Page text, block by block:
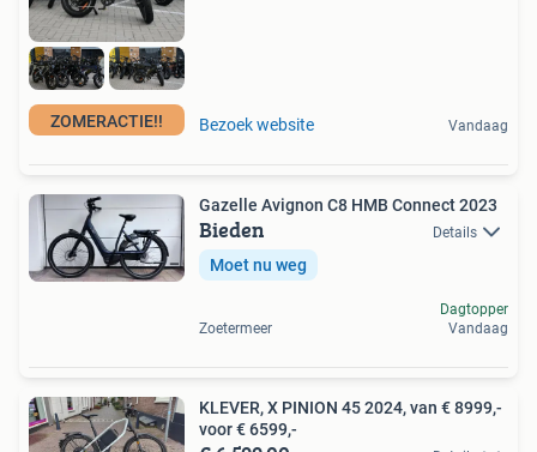
ZOMERACTIE!! Bezoek website Vandaag
Gazelle Avignon C8 HMB Connect 2023
Bieden Details
Moet nu weg
Zoetermeer
Dagtopper
Vandaag
KLEVER, X PINION 45 2024, van € 8999,-
voor € 6599,-